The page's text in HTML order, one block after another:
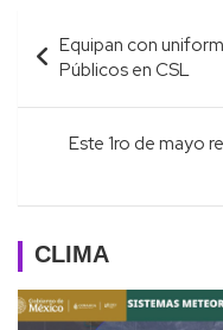
Navegación
de
entradas
Equipan con
Públicos en CSL
Este 1ro de mayo
CLIMA